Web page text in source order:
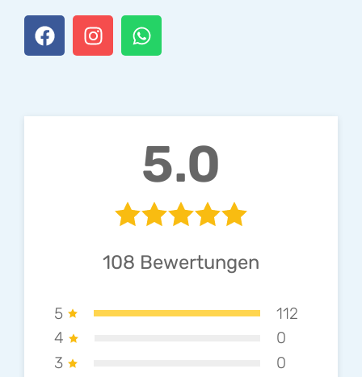
5.0
108 Bewertungen
5
112
4
0
3
0